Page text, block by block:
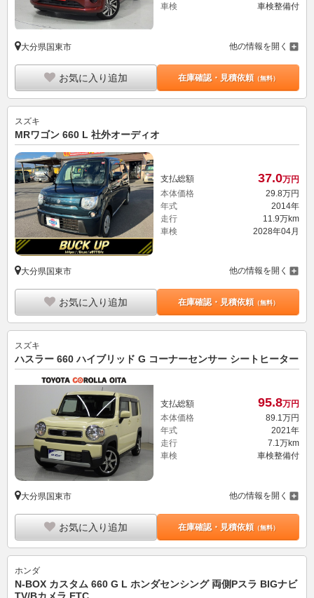
車検
車検整備付
大分県国東市 他の情報を開く
お気に入り追加 在庫確認・見積依頼（無料）
スズキ
MRワゴン 660 L 社外オーディオ
支払総額 37.0万円
本体価格
29. 8万円
年式
2014年
走行
11.9万km
車検
2028年04月
大分県国東市 他の情報を開く
お気に入り追加 在庫確認・見積依頼（無料）
スズキ
ハスラー 660 ハイブリッド G コーナーセンサー シートヒーター
支払総額 95.8万円
本体価格
89.1万円
年式
2021年
走行
7.1万km
車検
車検整備付
大分県国東市 他の情報を開く
お気に入り追加 在庫確認・見積依頼（無料）
ホンダ
N-BOX カスタム 660 G L ホンダセンシング 両側Pスラ BIGナビ
TV/Bカメラ ETC